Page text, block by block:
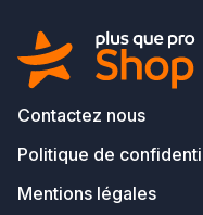
Contactez nous
Politique de
Mentions légales